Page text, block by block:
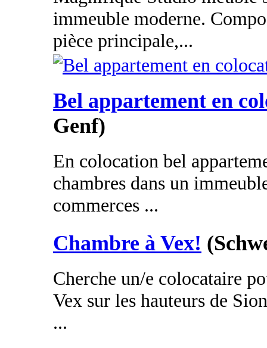
immeuble moderne.
pièce principale,...
Bel appartement en
Genf)
En colocation bel
chambres dans un
commerces ...
Chambre à Vex!
Cherche un/e colocataire
Vex sur les hauteurs de
...